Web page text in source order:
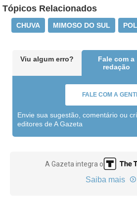
Tópicos Relacionados
CHUVA MIMOSO DO SUL
Viu algum erro?
Fale com a
redação
FALE COM A
Envie sua sugestão, comentário ou
editores de A Gazeta
A Gazeta integra o
Saiba mais